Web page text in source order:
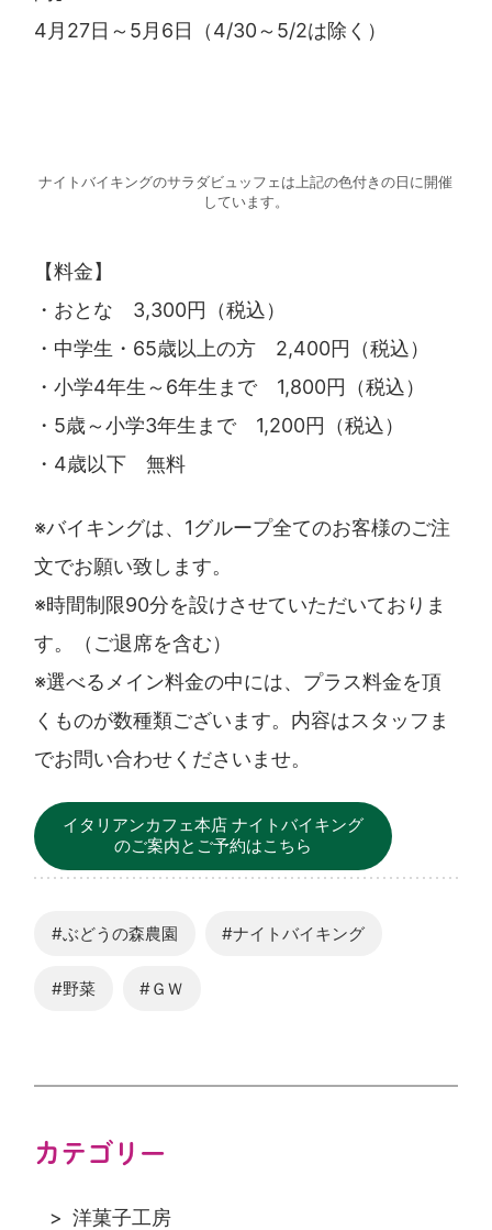
4月27日～5月6日（4/30～5/2は除く）
ナイトバイキングのサラダビュッフェは上記の色付きの日に開催
しています。
【料金】
・おとな 3,300円（税込）
・中学生・65歳以上の方 2,400円（税込）
・小学4年生～6年生まで 1,800円（税込）
・5歳～小学3年生まで 1,200円（税込）
・4歳以下 無料
※バイキングは、1グループ全てのお客様のご注
文でお願い致します。
※時間制限90分を設けさせていただいておりま
す。（ご退席を含む）
※選べるメイン料金の中には、プラス料金を頂
くものが数種類ございます。内容はスタッフま
でお問い合わせくださいませ。
イタリアンカフェ本店 ナイトバイキング
のご案内とご予約はこちら
#ぶどうの森農園 #ナイトバイキング
#野菜 #ＧＷ
カテゴリー
洋菓子工房